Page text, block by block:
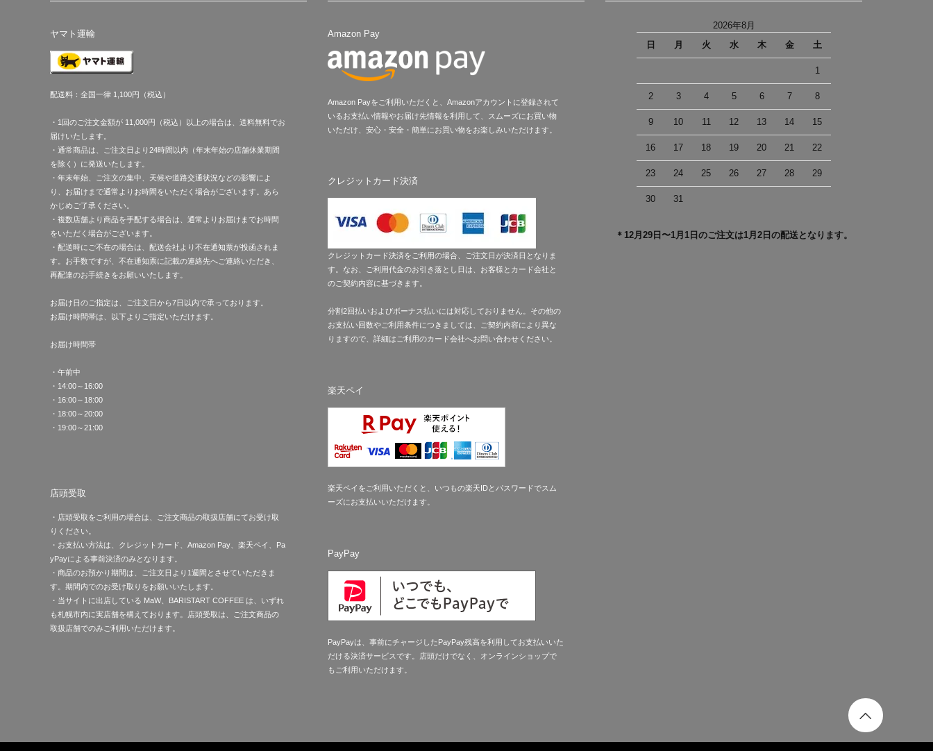
ヤマト運輸
配送料：全国一律 1,100円（税込）
・1回のご注文金額が 11,000円（税込）以上の場合は、送料無料でお
届けいたします。
・通常商品は、ご注文日より24時間以内（年末年始の店舗休業期間
を除く）に発送いたします。
・年末年始、ご注文の集中、天候や道路交通状況などの影響によ
り、お届けまで通常よりお時間をいただく場合がございます。あら
かじめご了承ください。
・複数店舗より商品を手配する場合は、通常よりお届けまでお時間
をいただく場合がございます。
・配送時にご不在の場合は、配送会社より不在通知票が投函されま
す。お手数ですが、不在通知票に記載の連絡先へご連絡いただき、
再配達のお手続きをお願いいたします。
お届け日のご指定は、ご注文日から7日以内で承っております。
お届け時間帯は、以下よりご指定いただけます。
お届け時間帯
・午前中
・14:00～16:00
・16:00～18:00
・18:00～20:00
・19:00～21:00
店頭受取
・店頭受取をご利用の場合は、ご注文商品の取扱店舗にてお受け取
りください。
・お支払い方法は、クレジットカード、Amazon Pay、楽天ペイ、Pa
yPayによる事前決済のみとなります。
・商品のお預かり期間は、ご注文日より1週間とさせていただきま
す。期間内でのお受け取りをお願いいたします。
・当サイトに出店している MaW、BARISTART COFFEE は、いずれ
も札幌市内に実店舗を構えております。店頭受取は、ご注文商品の
取扱店舗でのみご利用いただけます。
Amazon Pay
Amazon Payをご利用いただくと、Amazonアカウントに登録されて
いるお支払い情報やお届け先情報を利用して、スムーズにお買い物
いただけ、安心・安全・簡単にお買い物をお楽しみいただけます。
クレジットカード決済
クレジットカード決済をご利用の場合、ご注文日が決済日となりま
す。なお、ご利用代金のお引き落とし日は、お客様とカード会社と
のご契約内容に基づきます。
分割2回払いおよびボーナス払いには対応しておりません。その他の
お支払い回数やご利用条件につきましては、ご契約内容により異な
りますので、詳細はご利用のカード会社へお問い合わせください。
楽天ペイ
楽天ペイをご利用いただくと、いつもの楽天IDとパスワードでスム
ーズにお支払いいただけます。
PayPay
PayPayは、事前にチャージしたPayPay残高を利用してお支払いいた
だける決済サービスです。店頭だけでなく、オンラインショップで
もご利用いただけます。
2026年8月
日
月 火 水 木 金 土
1
2 3 4 5 6 7 8
9 10 11 12 13 14 15
16 17 18 19 20 21 22
23 24 25 26 27 28 29
30 31
＊12月29日〜1月1日のご注文は1月2日の配送となります。